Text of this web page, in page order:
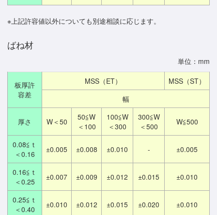
※上記許容値以外についても別途相談に応じます。
ばね材
単位：mm
板厚許
容差
MSS（ET）
MSS（ST）
幅
厚さ W＜50
50≦W
＜100
100≦W
＜300
300≦W
＜500
W≦500
0.08≦ｔ
＜0.16
±0.005 ±0.008 ±0.010 - ±0.005
0.16≦ｔ
＜0.25
±0.007 ±0.009 ±0.012 ±0.015 ±0.010
0.25≦ｔ
＜0.40
±0.010 ±0.012 ±0.015 ±0.020 ±0.010